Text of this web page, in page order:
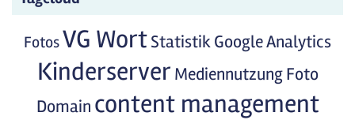
FotosVG WortStatistikGoogle Analytics
Kinderserver Mediennutzung Foto
Domain content management